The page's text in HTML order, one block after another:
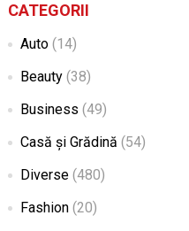
CATEGORII
Auto(14)
Beauty(38)
Business (49)
Casă și Grădină (54)
Diverse(480)
Fashion(20)